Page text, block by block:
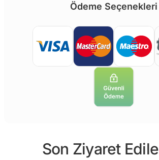
Ödeme Seçenekleri
Son Ziyaret